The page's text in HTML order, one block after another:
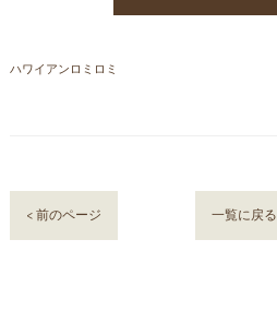
ハワイアンロミロミ
< 前のページ 一覧に戻る